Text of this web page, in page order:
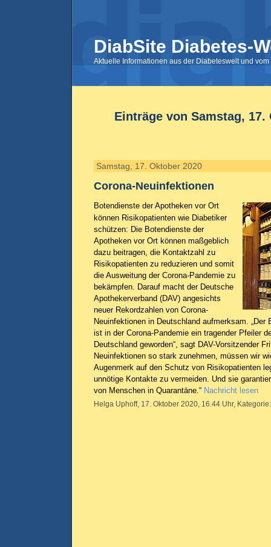
DiabSite Diabetes-
Aktuelle Informationen aus der Diabeteswelt und
Einträge von Samstag, 17.
Samstag, 17. Oktober 2020
Corona-Neuinfektionen
Botendienste der Apotheken vor Ort
können Risikopatienten wie Diabetiker
schützen: Die Botendienste der
Apotheken vor Ort können maßgeblich
dazu beitragen, die Kontaktzahl zu
Risikopatienten zu reduzieren und somit
die Ausweitung der Corona-Pandemie zu
bekämpfen. Darauf macht der Deutsche
Apothekerverband (DAV) angesichts
neuer Rekordzahlen von Corona-
Neuinfektionen in Deutschland aufmerksam. „Der
ist in der Corona-Pandemie ein tragender Pfeiler
Deutschland geworden“, sagt DAV-Vorsitzender
Neuinfektionen so stark zunehmen, müssen wir
Augenmerk auf den Schutz von Risikopatienten
unnötige Kontakte zu vermeiden. Und sie
von Menschen in Quarantäne.“ Nachricht lesen
Helga Uphoff, 17. Oktober 2020, 16.44 Uhr,